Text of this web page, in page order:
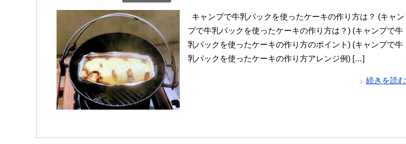
キャンプで牛乳パックを使ったケーキの作り方は？ (キャン
プで牛乳パックを使ったケーキの作り方は？) (キャンプで牛
乳パックを使ったケーキの作り方のポイント) (キャンプで牛
乳パックを使ったケーキの作り方アレンジ例) […]
続きを読む